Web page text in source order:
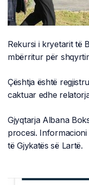
Rekursi i kryetarit të
mbërritur për
Çështja është
caktuar edhe
Gjyqtarja Albana
procesi.
të Gjykatës së Lartë.